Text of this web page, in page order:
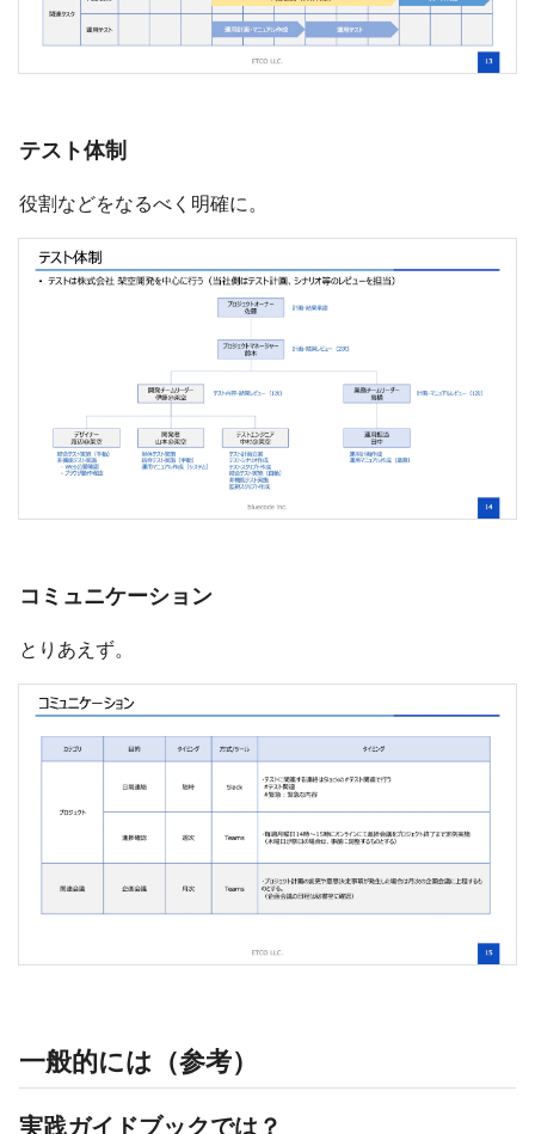
テスト体制
役割などをなるべく明確に。
コミュニケーション
とりあえず。
一般的には（参考）
実践ガイドブックでは？